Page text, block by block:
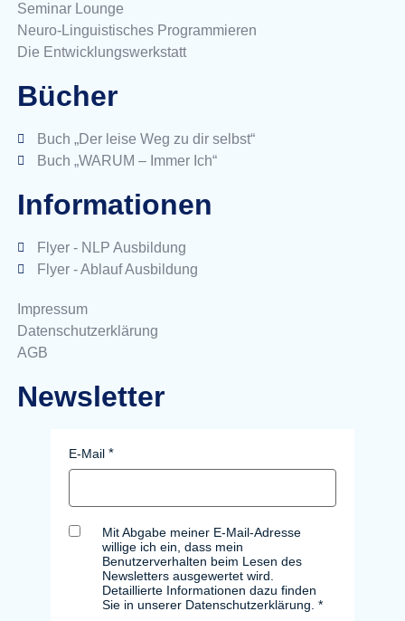
Seminar Lounge
Neuro-Linguistisches Programmieren
Die Entwicklungswerkstatt
Bücher
Buch „Der leise Weg zu dir selbst“
Buch „WARUM – Immer Ich“
Informationen
Flyer - NLP Ausbildung
Flyer - Ablauf Ausbildung
Impressum
Datenschutzerklärung
AGB
Newsletter
E-Mail
Mit Abgabe meiner E-Mail-Adresse
willige ich ein, dass mein
Benutzerverhalten beim Lesen des
Newsletters ausgewertet wird.
Detaillierte Informationen dazu finden
Sie in unserer Datenschutzerklärung.